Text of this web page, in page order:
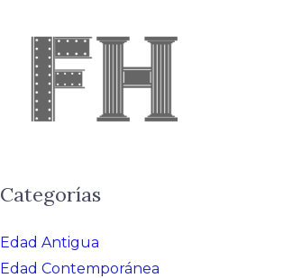
Categorías
Edad Antigua
Edad Contemporánea